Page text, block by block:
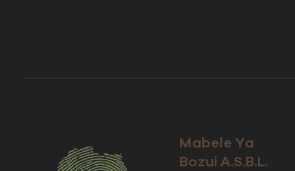
Mabele Ya
Bozui A.S.B.L.